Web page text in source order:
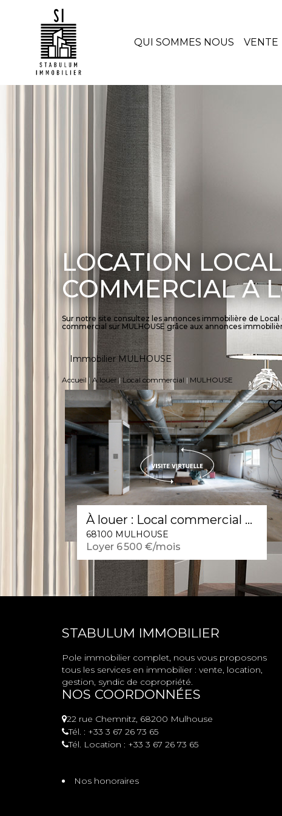
QUI SOMMES NOUS VENTE
LOCATION
COMMERCIAL A
Sur notre site consultez les annonces immobilière de
commercial sur MULHOUSE grâce aux annonces
Immobilier MULHOUSE
Accueil A louer Local commercial MULHOUSE
À louer : Local commercial d'exception en hyper centre de Mulhouse , surface de 1000m2
68100 MULHOUSE
Loyer 6 500 €/mois
STABULUM IMMOBILIER
Pole immobilier complet, nous vous proposons
tous les services en immobilier : vente, location,
gestion, syndic de copropriété.
NOS COORDONNÉES
22 rue Chemnitz, 68200 Mulhouse
Tél. : +33 3 67 26 73 65
Tél. Location : +33 3 67 26 73 65
Nos honoraires